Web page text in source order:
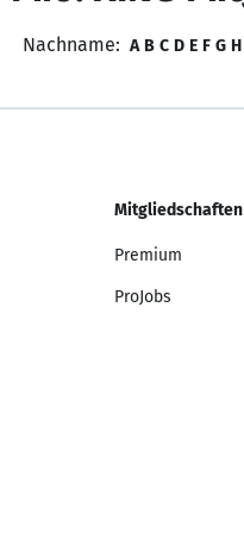
Nachname: A B C D E F G H
Mitgliedschaften
Premium
ProJobs